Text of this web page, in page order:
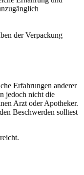
der Verpackung
Erfahrungen anderer
jedoch nicht die
Arzt oder Apotheker.
Beschwerden solltest